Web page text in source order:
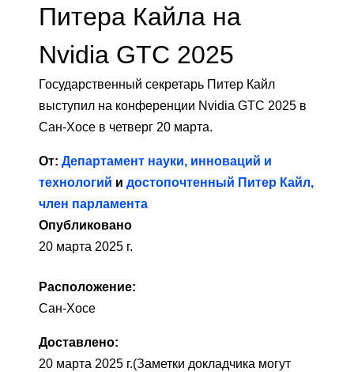
Питера Кайла на
Nvidia GTC 2025
Государственный секретарь Питер Кайл
выступил на конференции Nvidia GTC 2025 в
Сан-Хосе в четверг 20 марта.
От: Департамент науки, инноваций и
технологий и достопочтенный Питер Кайл,
член парламента
Опубликовано
20 марта 2025 г.
Расположение:
Сан-Хосе
Доставлено:
20 марта 2025 г.(Заметки докладчика могут